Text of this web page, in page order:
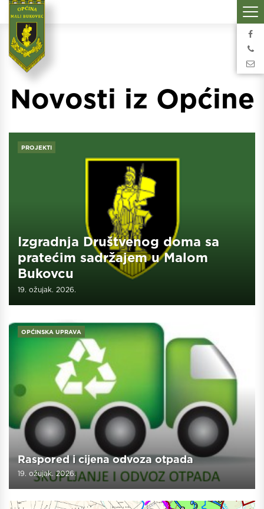
Novosti iz Općine
PROJEKTI
Izgradnja Društvenog doma sa
pratećim sadržajem u Malom
Bukovcu
19. ožujak. 2026.
OPĆINSKA UPRAVA
Raspored i cijena odvoza otpada
19. ožujak. 2026.